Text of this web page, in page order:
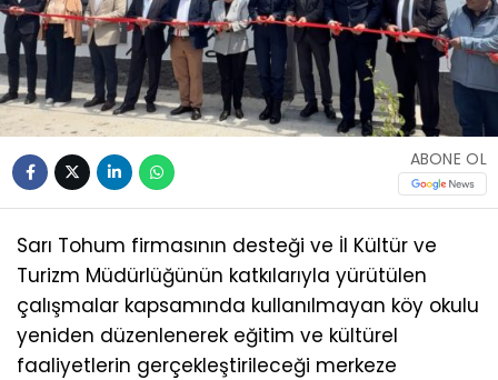
ABONE OL
Sarı Tohum firmasının desteği ve İl Kültür ve
Turizm Müdürlüğünün katkılarıyla yürütülen
çalışmalar kapsamında kullanılmayan köy okulu
yeniden düzenlenerek eğitim ve kültürel
faaliyetlerin gerçekleştirileceği merkeze